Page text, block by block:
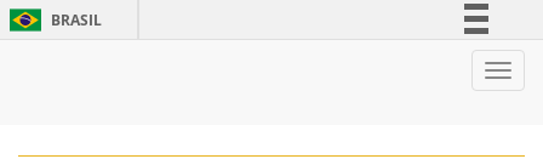
BRASIL